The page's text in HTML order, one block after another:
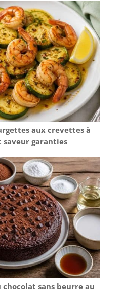
aux crevettes à
saveur garanties
sans beurre au